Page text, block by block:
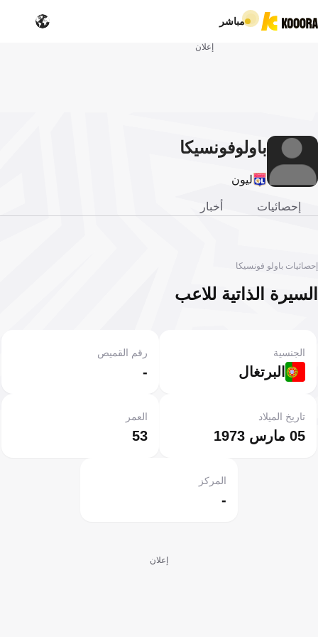
مباشر
إعلان
باولوفونسيكا
ليون
إحصائيات أخبار
إحصائيات باولو فونسيكا
السيرة الذاتية للاعب
البرتغال
الجنسية
-
رقم القميص
05 مارس 1973
تاريخ الميلاد
53
العمر
-
المركز
إعلان